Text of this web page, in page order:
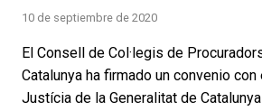
10 de septiembre de 2020
El Consell de Col·legis de
Catalunya ha firmado un convenio
Justícia de la Generalitat de